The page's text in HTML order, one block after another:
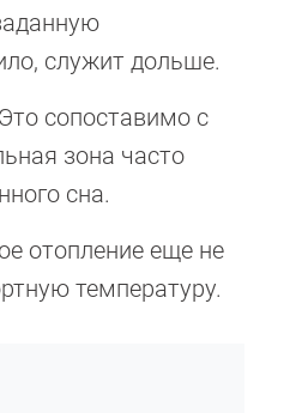
служит дольше.
сопоставимо с
зона часто
сна.
отопление еще не
температуру.